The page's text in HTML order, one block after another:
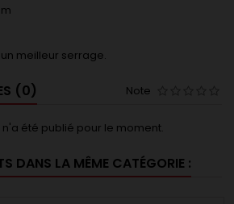
meilleur serrage.
(0) Note
n'a été publié pour le moment.
DANS LA MÊME CATÉGORIE :